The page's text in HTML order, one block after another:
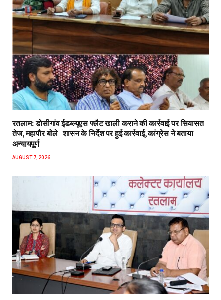
रतलाम: डोसीगांव ईडब्ल्यूएस फ्लैट खाली कराने की कार्रवाई पर सियासत
तेज, महापौर बोले- शासन के निर्देश पर हुई कार्रवाई, कांग्रेस ने बताया
अन्यायपूर्ण
AUGUST 7, 2026